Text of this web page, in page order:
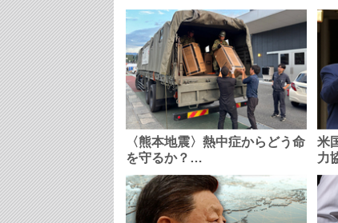
〈熊本地震〉熱中症からどう命
を守るか？…
米
力